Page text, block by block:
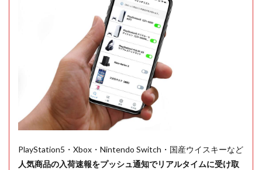
PlayStation5・Xbox・Nintendo Switch・国産ウイスキーなど
人気商品の入荷速報をプッシュ通知でリアルタイムに受け取